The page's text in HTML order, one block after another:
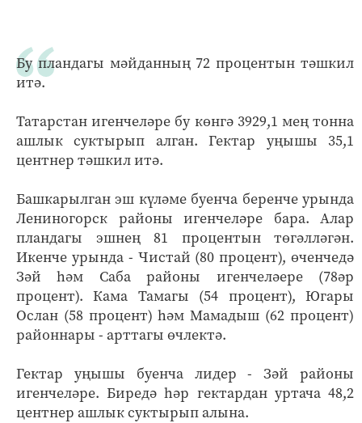
Бу пландагы мәйданның 72 процентын тәшкил
итә.
Татарстан игенчеләре бу көнгә 3929,1 мең тонна
ашлык суктырып алган. Гектар уңышы 35,1
центнер тәшкил итә.
Башкарылган эш күләме буенча беренче урында
Лениногорск районы игенчеләре бара. Алар
пландагы эшнең 81 процентын төгәлләгән.
Икенче урында - Чистай (80 процент), өченчедә
Зәй һәм Саба районы игенчеләере (78әр
процент). Кама Тамагы (54 процент), Югары
Ослан (58 процент) һәм Мамадыш (62 процент)
районнары - арттагы өчлектә.
Гектар уңышы буенча лидер - Зәй районы
игенчеләре. Биредә һәр гектардан уртача 48,2
центнер ашлык суктырып алына.